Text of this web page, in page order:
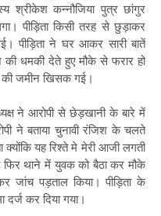
श्रीकेश कन्नौजिया पुत्र छांगुर
पीड़िता किसी तरह से छुड़ाकर
पीड़िता ने घर आकर सारी बातें
धमकी देते हुए मौके से फरार हो
जमीन खिसक गई।
ने आरोपी से छेड़खानी के बारे में
ने बताया चुनावी रंजिश के चलते
यह रिश्ते मे मेरी आजी लगती
थाने में युवक को बैठा कर मौके
जांच पड़ताल किया। पीड़िता के
कर दिया गया।